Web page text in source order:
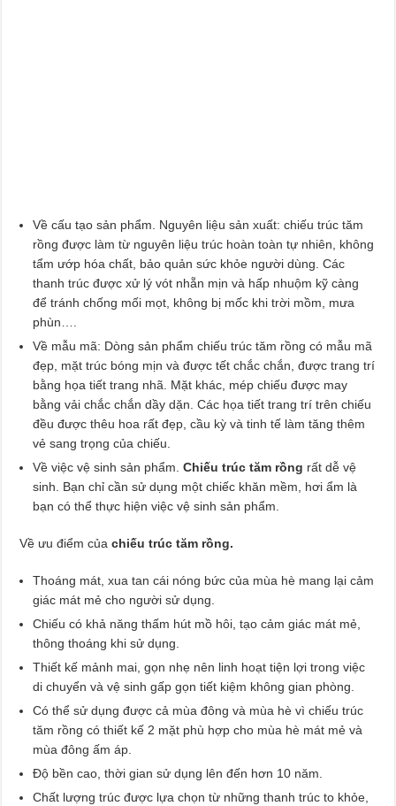
Về cấu tạo sản phẩm. Nguyên liệu sản xuất: chiếu trúc tăm
rồng được làm từ nguyên liệu trúc hoàn toàn tự nhiên, không
tẩm ướp hóa chất, bảo quản sức khỏe người dùng. Các
thanh trúc được xử lý vót nhẵn mịn và hấp nhuộm kỹ càng
để tránh chống mối mọt, không bị mốc khi trời mồm, mưa
phùn….
Về mẫu mã: Dòng sản phẩm chiếu trúc tăm rồng có mẫu mã
đẹp, mặt trúc bóng mịn và được tết chắc chắn, được trang trí
bằng họa tiết trang nhã. Mặt khác, mép chiếu được may
bằng vải chắc chắn dầy dặn. Các họa tiết trang trí trên chiếu
đều được thêu hoa rất đẹp, cầu kỳ và tinh tế làm tăng thêm
vẻ sang trọng của chiếu.
Về việc vệ sinh sản phẩm.Chiếu trúc tăm rồng rất dễ vệ
sinh. Bạn chỉ cần sử dụng một chiếc khăn mềm, hơi ẩm là
bạn có thể thực hiện việc vệ sinh sản phẩm.
Về ưu điểm củachiếu trúc tăm rồng.
Thoáng mát, xua tan cái nóng bức của mùa hè mang lại cảm
giác mát mẻ cho người sử dụng.
Chiếu có khả năng thấm hút mồ hôi, tạo cảm giác mát mẻ,
thông thoáng khi sử dụng.
Thiết kế mảnh mai, gọn nhẹ nên linh hoạt tiện lợi trong việc
di chuyển và vệ sinh gấp gọn tiết kiệm không gian phòng.
Có thể sử dụng được cả mùa đông và mùa hè vì chiếu trúc
tăm rồng có thiết kế 2 mặt phù hợp cho mùa hè mát mẻ và
mùa đông ấm áp.
Độ bền cao, thời gian sử dụng lên đến hơn 10 năm.
Chất lượng trúc được lựa chọn từ những thanh trúc to khỏe,